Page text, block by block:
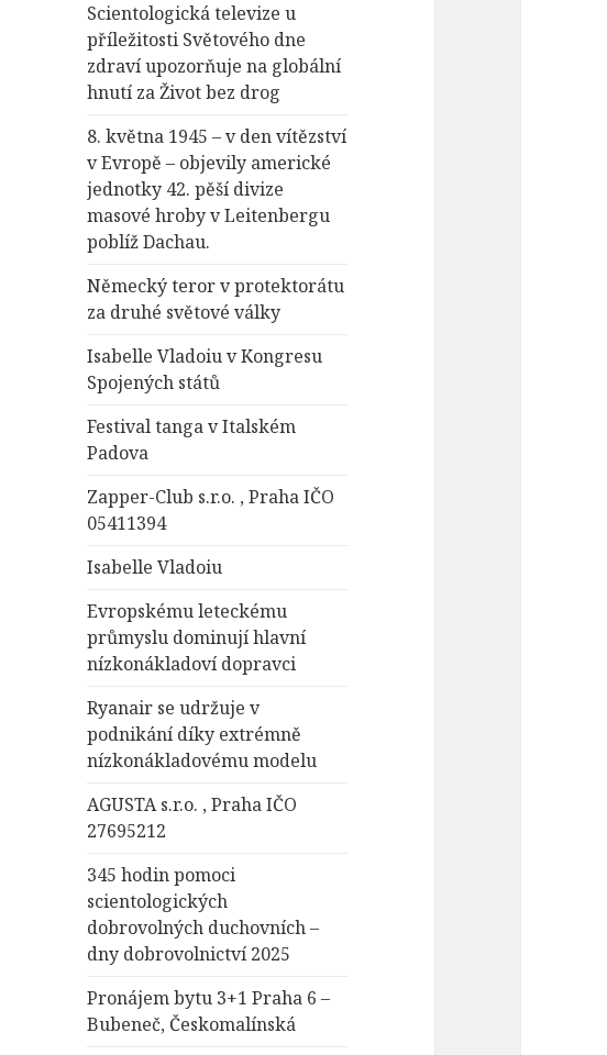
Scientologická televize u
příležitosti Světového dne
zdraví upozorňuje na globální
hnutí za Život bez drog
8. května 1945 – v den vítězství
v Evropě – objevily americké
jednotky 42. pěší divize
masové hroby v Leitenbergu
poblíž Dachau.
Německý teror v protektorátu
za druhé světové války
Isabelle Vladoiu v Kongresu
Spojených států
Festival tanga v Italském
Padova
Zapper-Club s.r.o. , Praha IČO
05411394
Isabelle Vladoiu
Evropskému leteckému
průmyslu dominují hlavní
nízkonákladoví dopravci
Ryanair se udržuje v
podnikání díky extrémně
nízkonákladovému modelu
AGUSTA s.r.o. , Praha IČO
27695212
345 hodin pomoci
scientologických
dobrovolných duchovních –
dny dobrovolnictví 2025
Pronájem bytu 3+1 Praha 6 –
Bubeneč, Českomalínská